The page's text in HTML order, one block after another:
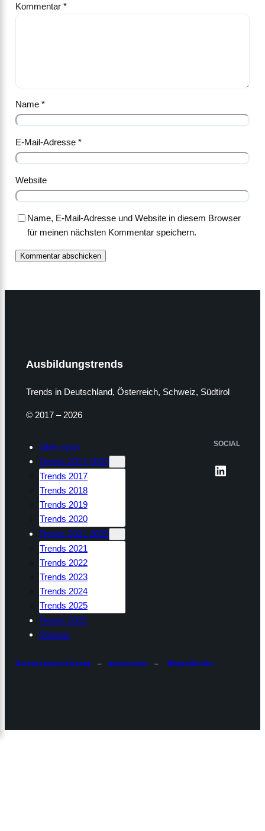
Kommentar *
Name *
E-Mail-Adresse *
Website
Name, E-Mail-Adresse und Website in diesem Browser
für meinen nächsten Kommentar speichern.
Ausbildungstrends
Trends in Deutschland, Österreich, Schweiz, Südtirol
© 2017 – 2026
Über mich
Trends 2017-2020
Trends 2017
Trends 2018
Trends 2019
Trends 2020
Trends 2021-2025
Trends 2021
Trends 2022
Trends 2023
Trends 2024
Trends 2025
Trends 2026
Glossar
Datenschutzerklärung– Impressum – Blogroll/Links
SOCIAL
LinkedIn